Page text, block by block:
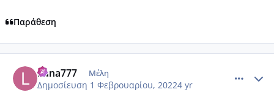
Παράθεση
Luna777 Μέλη
Δημοσίευση 1 Φεβρουαρίου, 20224 yr